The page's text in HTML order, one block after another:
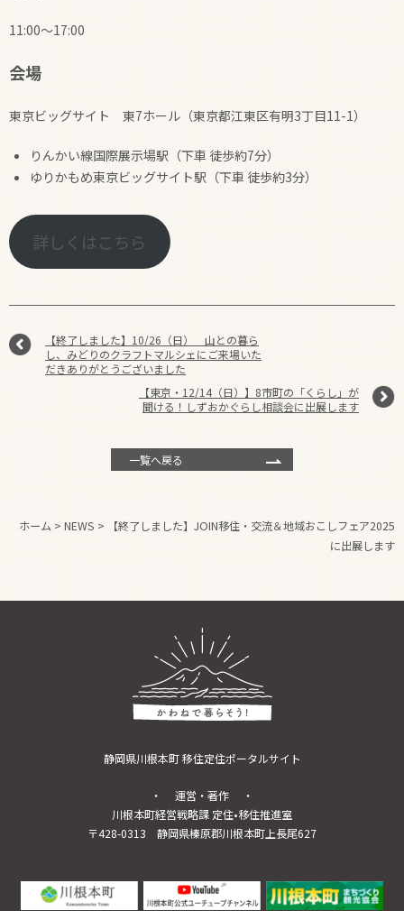
11:00～17:00
会場
東京ビッグサイト 東7ホール（東京都江東区有明3丁目11-1）
りんかい線国際展示場駅（下車 徒歩約7分）
ゆりかもめ東京ビッグサイト駅（下車 徒歩約3分）
詳しくはこちら
【終了しました】10/26（日） 山との暮ら
し、みどりのクラフトマルシェにご来場いた
だきありがとうございました
【東京・12/14（日）】8市町の「くらし」が
聞ける！しずおかぐらし相談会に出展します
一覧へ戻る
ホーム > NEWS >
【終了しました】JOIN移住・交流＆地域おこしフェア2025
に出展します
静岡県川根本町 移住定住ポータルサイト
・ 運営・著作 ・
川根本町経営戦略課 定住•移住推進室
〒428-0313 静岡県榛原郡川根本町上長尾627